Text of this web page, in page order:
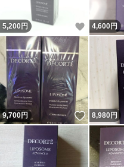
5,200 円 いいね！
4,600円
9,700円 いいね！
8,980円